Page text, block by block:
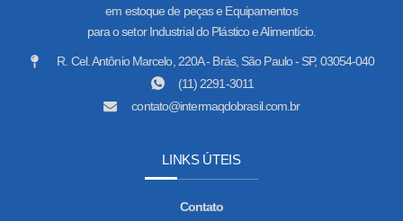
em estoque de peças e Equipamentos
para o setor Industrial do Plástico e Alimentício.
R. Cel. Antônio Marcelo, 220A - Brás, São Paulo - SP, 03054-040
(11) 2291-3011
contato@intermaqdobrasil.com.br
LINKS ÚTEIS
Contato